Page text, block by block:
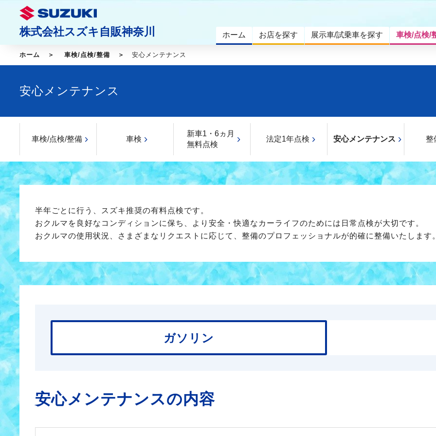
株式会社スズキ自販神奈川 ホーム お店を探す 展示車/試乗車を探す 車検/点検/
ホーム 車検/点検/整備 安心メンテナンス
安心メンテナンス
車検/点検/整備 車検
新車1・6ヵ月
無料点検
法定1年点検 安心メンテナンス 整
半年ごとに行う、スズキ推奨の有料点検です。
おクルマを良好なコンディションに保ち、より安全・快適なカーライフのためには日常点検が大切です。
おクルマの使用状況、さまざまなリクエストに応じて、整備のプロフェッショナルが的確に整備いたします
ガソリン
安心メンテナンスの内容